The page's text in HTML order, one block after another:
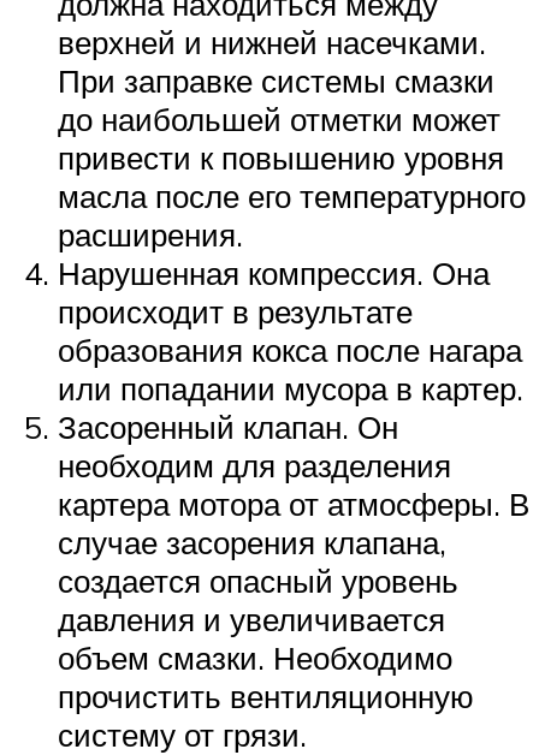
верхней и нижней насечками.
При заправке системы смазки
до наибольшей отметки может
привести к повышению уровня
масла после его температурного
расширения.
Нарушенная компрессия. Она
происходит в результате
образования кокса после нагара
или попадании мусора в картер.
Засоренный клапан. Он
необходим для разделения
картера мотора от атмосферы. В
случае засорения клапана,
создается опасный уровень
давления и увеличивается
объем смазки. Необходимо
прочистить вентиляционную
систему от грязи.